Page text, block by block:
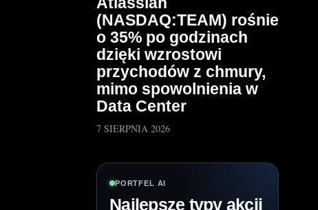
(NASDAQ:TEAM) rośnie
o 35% po godzinach
dzięki wzrostowi
przychodów z chmury,
mimo spowolnienia w
Data Center
7 SIERPNIA 2026
PORTFEL AI
Najlepsze typy akcji